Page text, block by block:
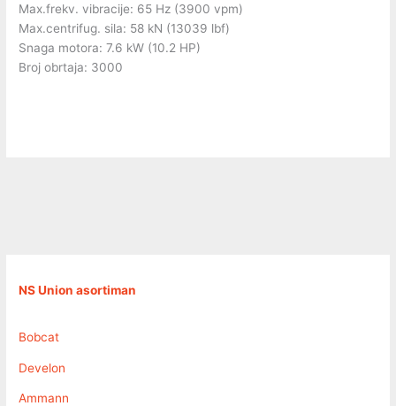
NS Union asortiman
Bobcat
Develon
Ammann
Max.frekv. vibracije: 65 Hz (3900 vpm)
Max.centrifug. sila: 58 kN (13039 lbf)
Snaga motora: 7.6 kW (10.2 HP)
Broj obrtaja: 3000